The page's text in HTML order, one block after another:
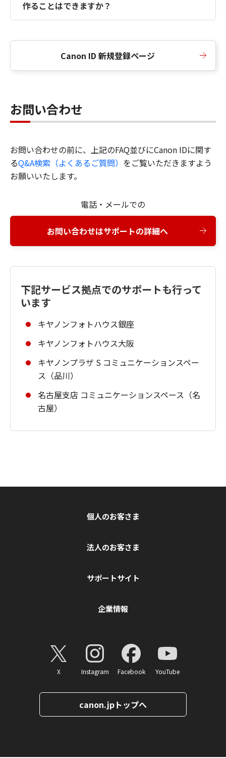
作ることはできますか？
Canon ID 新規登録ページ
お問い合わせ
お問い合わせの前に、上記のFAQ並びにCanon IDに関す
るQ&A検索（よくあるご質問） をご覧いただきますよう
お願いいたします。
電話・メールでの
お問い合わせはサポートの詳細へ
下記サービス拠点でのサポートも行って
います
キヤノンフォトハウス銀座
キヤノンフォトハウス大阪
キヤノンプラザ S コミュニケーションスペー
ス（品川）
名古屋支店 コミュニケーションスペース（名
古屋）
個人のお客さま
法人のお客さま
サポートサイト
企業情報
X Instagram Facebook YouTube
canon.jpトップへ